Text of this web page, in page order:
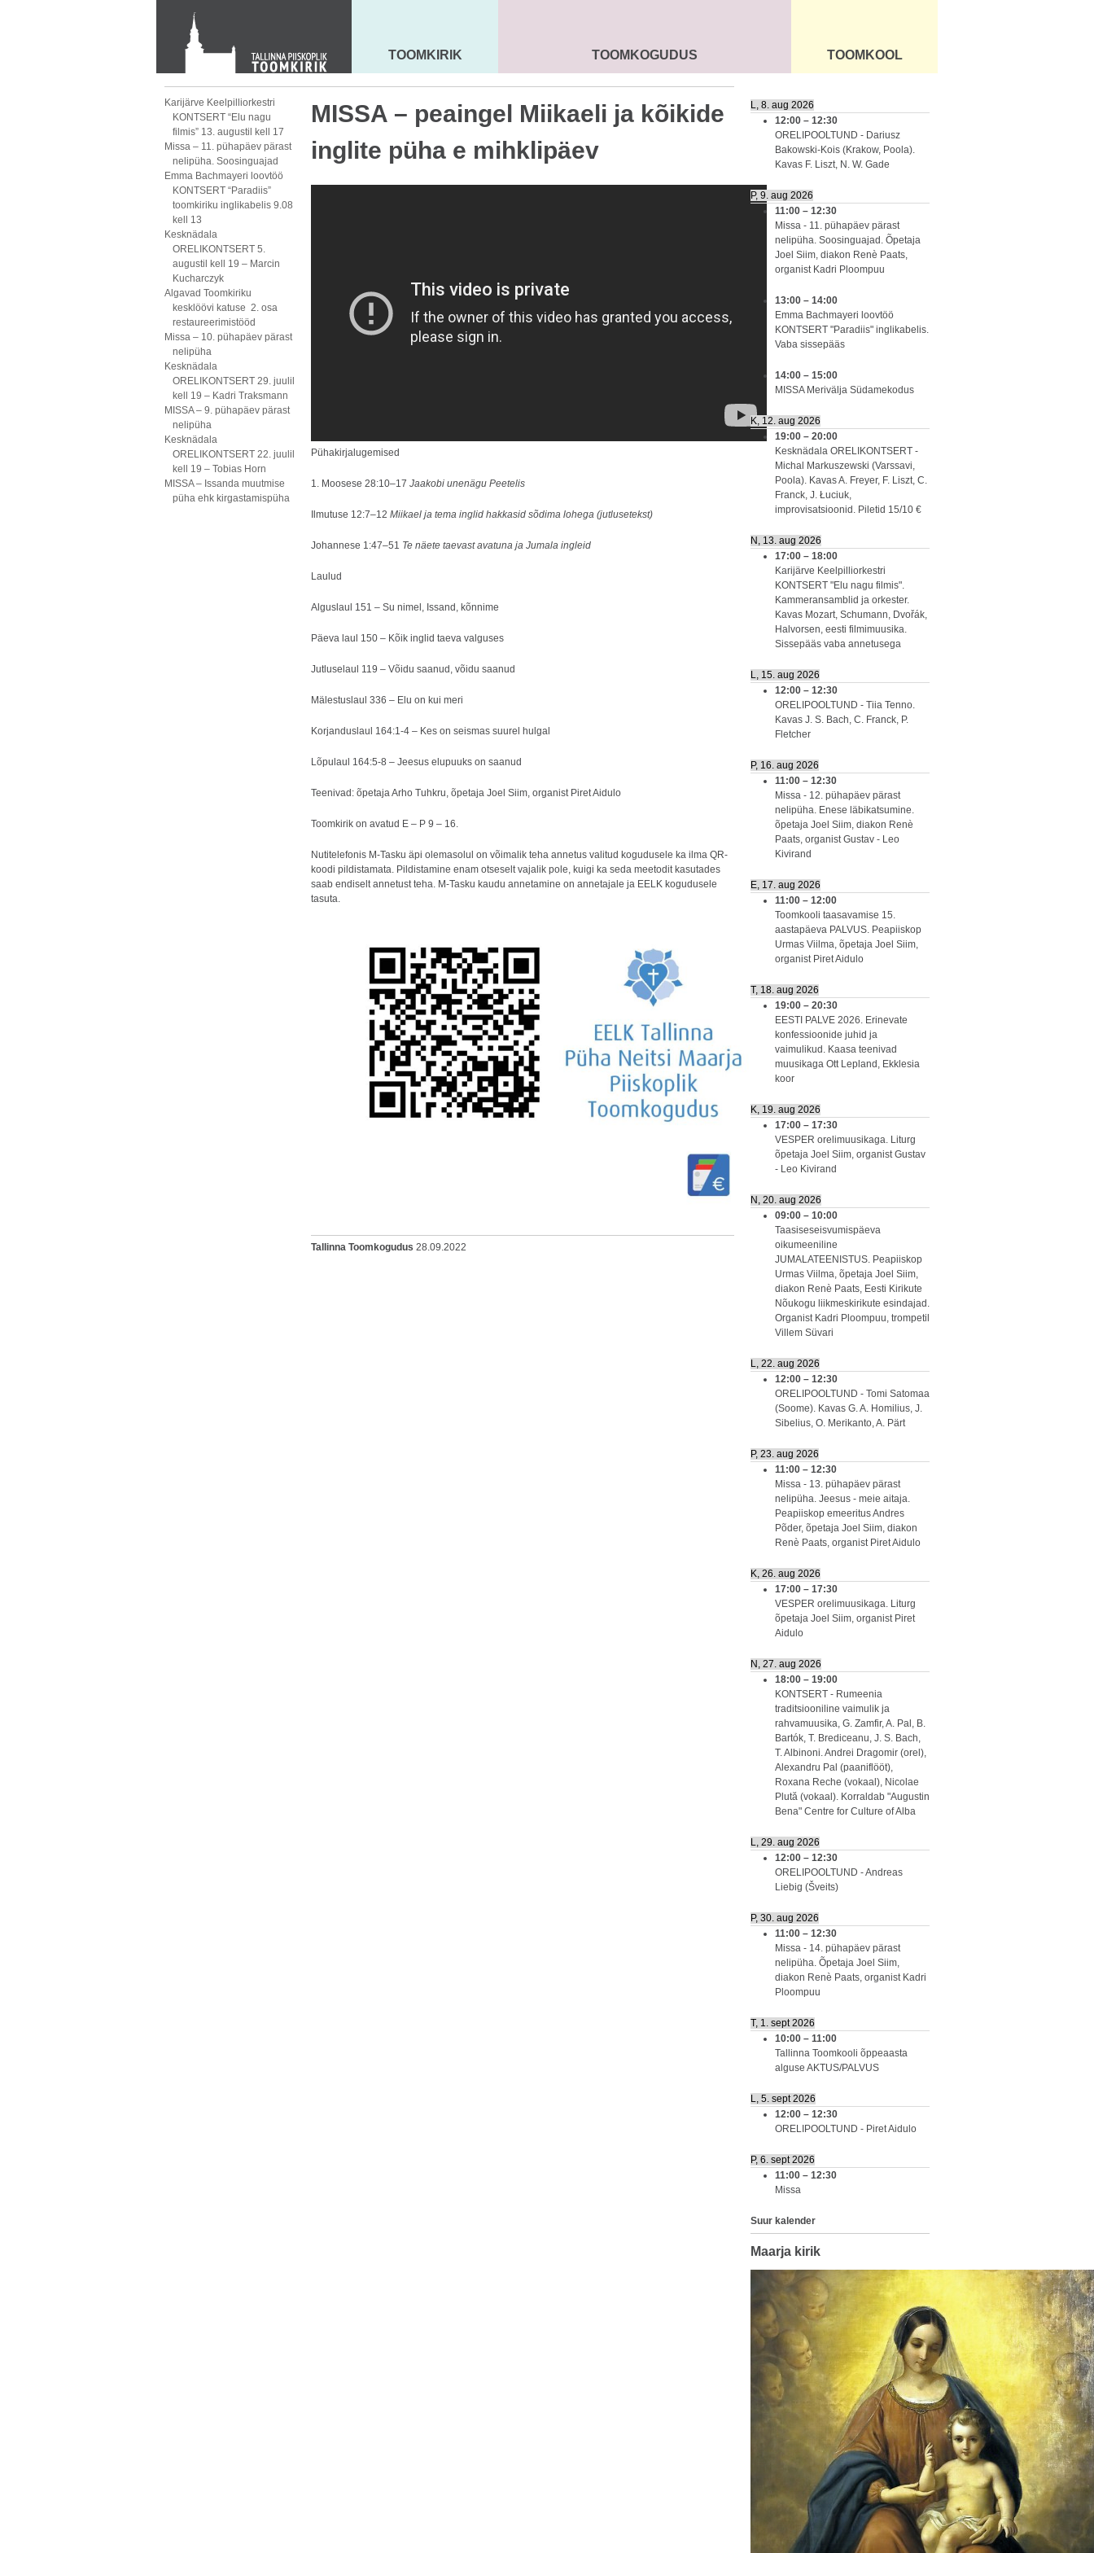
KONTAKT
Toom-Kooli 6, 10130 TALLINN
tallinna.toom@eelk.ee
MAARJA KIRIK
TOOMKIRIK SEENIORID KOGUDUS
TOOMKOGUDUS ÜLDINFO
TOOMKOOL
Karijärve Keelpilliorkestri
KONTSERT “Elu nagu
filmis” 13. augustil kell 17
Missa – 11. pühapäev pärast
nelipüha. Soosinguajad
Emma Bachmayeri loovtöö
KONTSERT “Paradiis”
toomkiriku inglikabelis 9.08
kell 13
Kesknädala
ORELIKONTSERT 5.
augustil kell 19 – Marcin
Kucharczyk
Algavad Toomkiriku
kesklöövi katuse 2. osa
restaureerimistööd
Missa – 10. pühapäev pärast
nelipüha
Kesknädala
ORELIKONTSERT 29. juulil
kell 19 – Kadri Traksmann
MISSA – 9. pühapäev pärast
nelipüha
Kesknädala
ORELIKONTSERT 22. juulil
kell 19 – Tobias Horn
MISSA – Issanda muutmise
püha ehk kirgastamispüha
MISSA – peaingel Miikaeli ja kõikide
inglite püha e mihklipäev
Pühakirjalugemised
1. Moosese 28:10–17 Jaakobi unenägu Peetelis
Ilmutuse 12:7–12 Miikael ja tema inglid hakkasid sõdima lohega (jutlusetekst)
Johannese 1:47–51 Te näete taevast avatuna ja Jumala ingleid
Laulud
Alguslaul 151 – Su nimel, Issand, kõnnime
Päeva laul 150 – Kõik inglid taeva valguses
Jutluselaul 119 – Võidu saanud, võidu saanud
Mälestuslaul 336 – Elu on kui meri
Korjanduslaul 164:1-4 – Kes on seismas suurel hulgal
Lõpulaul 164:5-8 – Jeesus elupuuks on saanud
Teenivad: õpetaja Arho Tuhkru, õpetaja Joel Siim, organist Piret Aidulo
Toomkirik on avatud E – P 9 – 16.
Nutitelefonis M-Tasku äpi olemasolul on võimalik teha annetus valitud kogudusele ka ilma QR-
koodi pildistamata. Pildistamine enam otseselt vajalik pole, kuigi ka seda meetodit kasutades
saab endiselt annetust teha. M-Tasku kaudu annetamine on annetajale ja EELK kogudusele
tasuta.
Tallinna Toomkogudus 28.09.2022
L, 8. aug 2026
12:00 – 12:30
ORELIPOOLTUND - Dariusz
Bakowski-Kois (Krakow, Poola).
Kavas F. Liszt, N. W. Gade
P, 9. aug 2026
11:00 – 12:30
Missa - 11. pühapäev pärast
nelipüha. Soosinguajad. Õpetaja
Joel Siim, diakon Renè Paats,
organist Kadri Ploompuu
13:00 – 14:00
Emma Bachmayeri loovtöö
KONTSERT "Paradiis" inglikabelis.
Vaba sissepääs
14:00 – 15:00
MISSA Merivälja Südamekodus
K, 12. aug 2026
19:00 – 20:00
Kesknädala ORELIKONTSERT -
Michal Markuszewski (Varssavi,
Poola). Kavas A. Freyer, F. Liszt, C.
Franck, J. Łuciuk,
improvisatsioonid. Piletid 15/10 €
N, 13. aug 2026
17:00 – 18:00
Karijärve Keelpilliorkestri
KONTSERT "Elu nagu filmis".
Kammeransamblid ja orkester.
Kavas Mozart, Schumann, Dvořák,
Halvorsen, eesti filmimuusika.
Sissepääs vaba annetusega
L, 15. aug 2026
12:00 – 12:30
ORELIPOOLTUND - Tiia Tenno.
Kavas J. S. Bach, C. Franck, P.
Fletcher
P, 16. aug 2026
11:00 – 12:30
Missa - 12. pühapäev pärast
nelipüha. Enese läbikatsumine.
õpetaja Joel Siim, diakon Renè
Paats, organist Gustav - Leo
Kivirand
E, 17. aug 2026
11:00 – 12:00
Toomkooli taasavamise 15.
aastapäeva PALVUS. Peapiiskop
Urmas Viilma, õpetaja Joel Siim,
organist Piret Aidulo
T, 18. aug 2026
19:00 – 20:30
EESTI PALVE 2026. Erinevate
konfessioonide juhid ja
vaimulikud. Kaasa teenivad
muusikaga Ott Lepland, Ekklesia
koor
K, 19. aug 2026
17:00 – 17:30
VESPER orelimuusikaga. Liturg
õpetaja Joel Siim, organist Gustav
- Leo Kivirand
N, 20. aug 2026
09:00 – 10:00
Taasiseseisvumispäeva
oikumeeniline
JUMALATEENISTUS. Peapiiskop
Urmas Viilma, õpetaja Joel Siim,
diakon Renè Paats, Eesti Kirikute
Nõukogu liikmeskirikute esindajad.
Organist Kadri Ploompuu, trompetil
Villem Süvari
L, 22. aug 2026
12:00 – 12:30
ORELIPOOLTUND - Tomi Satomaa
(Soome). Kavas G. A. Homilius, J.
Sibelius, O. Merikanto, A. Pärt
P, 23. aug 2026
11:00 – 12:30
Missa - 13. pühapäev pärast
nelipüha. Jeesus - meie aitaja.
Peapiiskop emeeritus Andres
Põder, õpetaja Joel Siim, diakon
Renè Paats, organist Piret Aidulo
K, 26. aug 2026
17:00 – 17:30
VESPER orelimuusikaga. Liturg
õpetaja Joel Siim, organist Piret
Aidulo
N, 27. aug 2026
18:00 – 19:00
KONTSERT - Rumeenia
traditsiooniline vaimulik ja
rahvamuusika, G. Zamfir, A. Pal, B.
Bartók, T. Brediceanu, J. S. Bach,
T. Albinoni. Andrei Dragomir (orel),
Alexandru Pal (paaniflööt),
Roxana Reche (vokaal), Nicolae
Plută (vokaal). Korraldab "Augustin
Bena" Centre for Culture of Alba
L, 29. aug 2026
12:00 – 12:30
ORELIPOOLTUND - Andreas
Liebig (Šveits)
P, 30. aug 2026
11:00 – 12:30
Missa - 14. pühapäev pärast
nelipüha. Õpetaja Joel Siim,
diakon Renè Paats, organist Kadri
Ploompuu
T, 1. sept 2026
10:00 – 11:00
Tallinna Toomkooli õppeaasta
alguse AKTUS/PALVUS
L, 5. sept 2026
12:00 – 12:30
ORELIPOOLTUND - Piret Aidulo
P, 6. sept 2026
11:00 – 12:30
Missa
Suur kalender
Maarja kirik